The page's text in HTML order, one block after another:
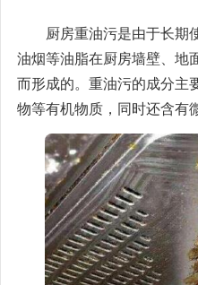
厨房重油污是由于长期
油烟等油脂在厨房墙壁、地
而形成的。重油污的成分主
物等有机物质，同时还含有